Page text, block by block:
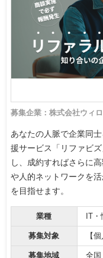
募集企業：株式会社ウィ
あなたの人脈で企業同
援サービス「リファビ
し、成約すればさらに
や人的ネットワークを
を目指せます。
業種 IT
募集対象 【
募集地域 全国